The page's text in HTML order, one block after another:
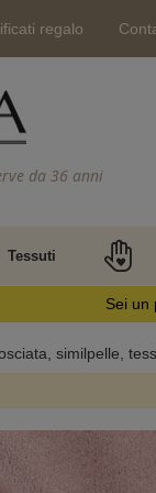
regalo
da 36 anni
Tessuti
Sei un
similpelle,